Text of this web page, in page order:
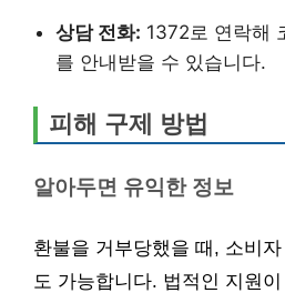
상담 전화: 1372로 연락해
를 안내받을 수 있습니다.
피해 구제 방법
알아두면 유익한 정보
환불을 거부당했을 때, 소비
도 가능합니다. 법적인 지원